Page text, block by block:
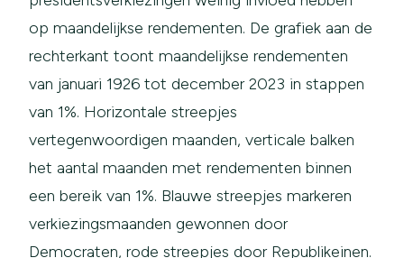
op maandelijkse rendementen. De grafiek aan de
rechterkant toont maandelijkse rendementen
van januari 1926 tot december 2023 in stappen
van 1%. Horizontale streepjes
vertegenwoordigen maanden, verticale balken
het aantal maanden met rendementen binnen
een bereik van 1%. Blauwe streepjes markeren
verkiezingsmaanden gewonnen door
Democraten, rode streepjes door Republikeinen.